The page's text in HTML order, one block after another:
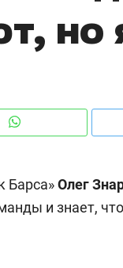
но
Барса»Олег
и знает,
о